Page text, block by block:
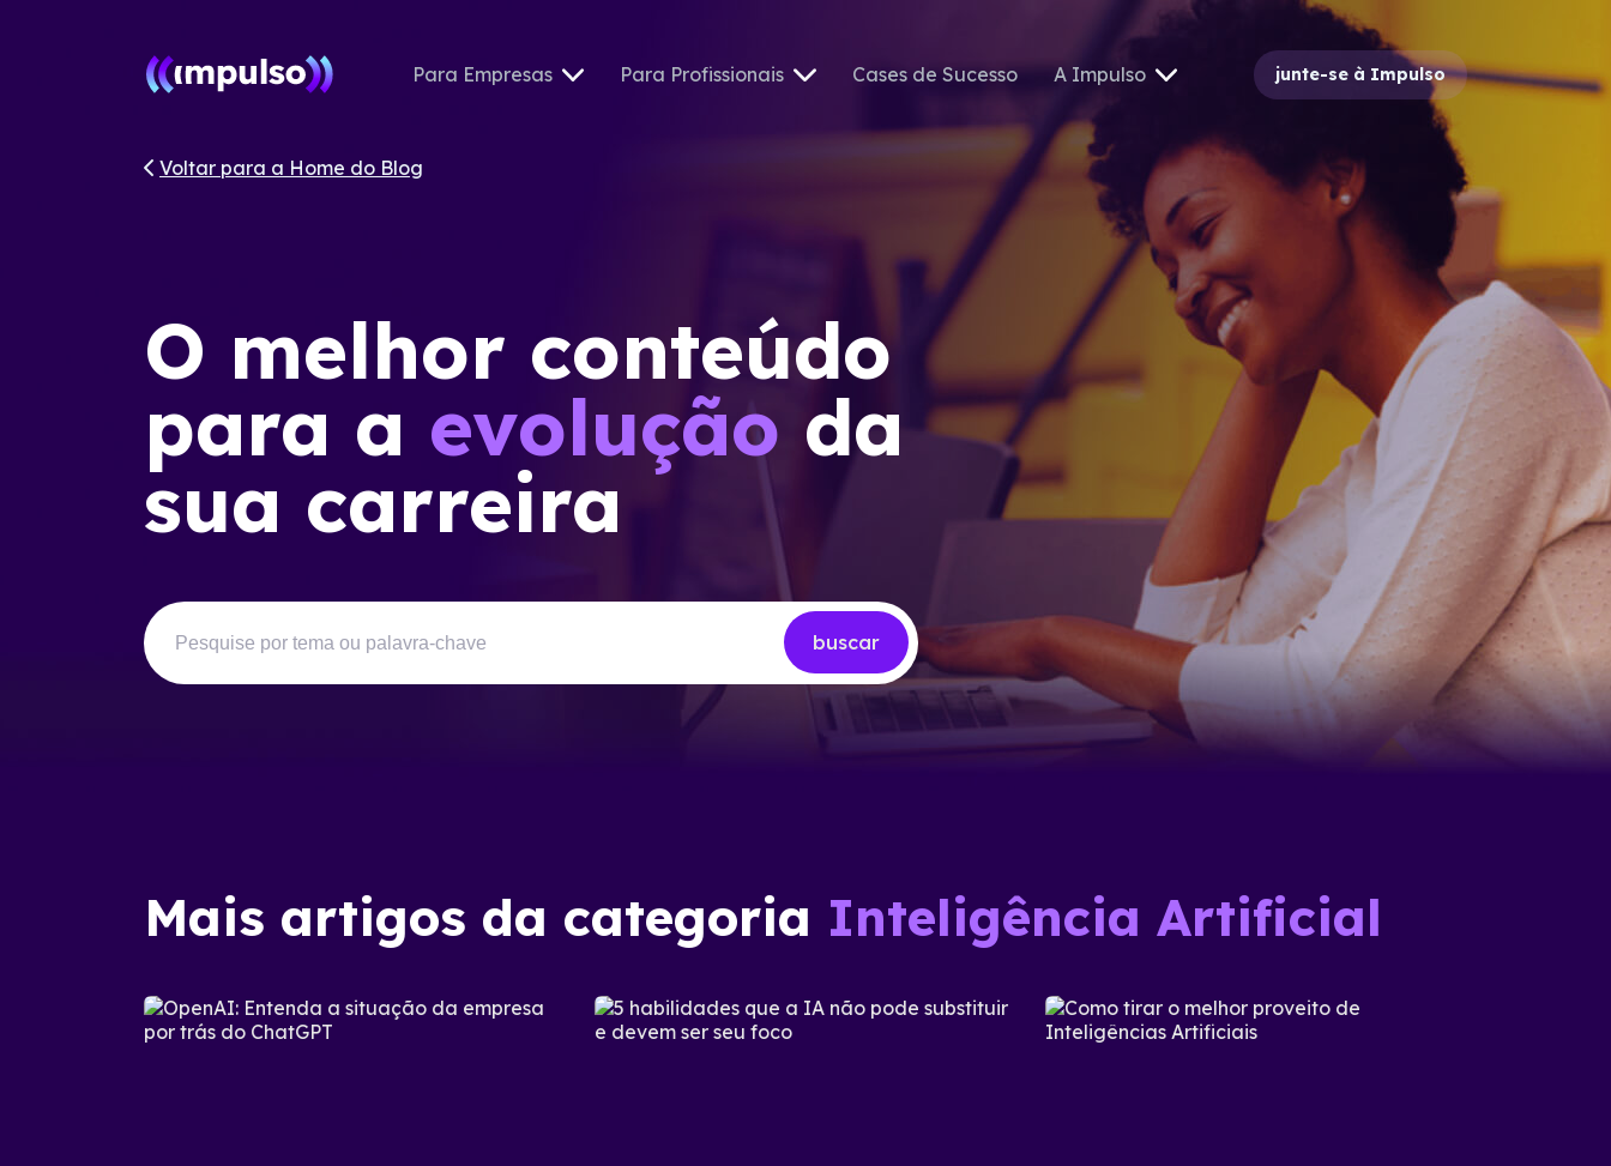
Para Empresas Para Profissionais Cases de Sucesso A Impulso junte-se à Impulso
Voltar para a Home do Blog
O melhor conteúdo
para a evolução da
sua carreira
buscar
Mais artigos da categoria Inteligência Artificial